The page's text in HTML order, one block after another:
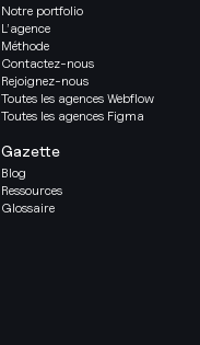
Notre portfolio
L’agence
Méthode
Contactez-nous
Rejoignez-nous
Toutes les agences Webflow
Toutes les agences Figma
Gazette
Blog
Ressources
Glossaire